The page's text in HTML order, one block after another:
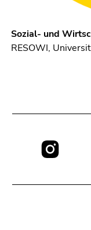
Sozial- und
RESOWI,